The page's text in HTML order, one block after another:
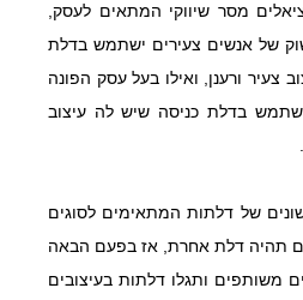
מסר שיווקי המתאים לעסק,
של אנשים צעירים ישתמש בדלת
צעיר ורענן, ואילו בעל עסק הפונה
בדלת כניסה שיש לה עיצוב
של דלתות המתאימים לסוגים
תהיה דלת אחרת, אז בפעם הבאה
משותפים ותגלו דלתות בעיצובים